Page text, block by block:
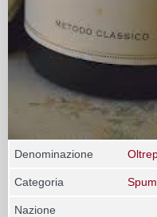
Denominazione
Categoria
Nazione